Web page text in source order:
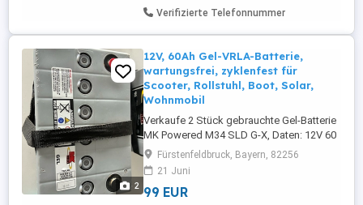
Verifizierte Telefonnummer
2
12V, 60Ah Gel-VRLA-Batterie,
wartungsfrei, zyklenfest für
Scooter, Rollstuhl, Boot, Solar,
Wohnmobil
Verkaufe 2 Stück gebrauchte Gel-Batterie
MK Powered M34 SLD G-X, Daten: 12V 60
Ah (C20) 47 Ah (C5) GEL VRLA
wartungsfrei zyklenfeste
Versorgungsbatterie Zustand: voll
geladen, gemessene Spannung 13,0V,
Fürstenfeldbruck, Bayern, 82256
21 Juni
99 EUR